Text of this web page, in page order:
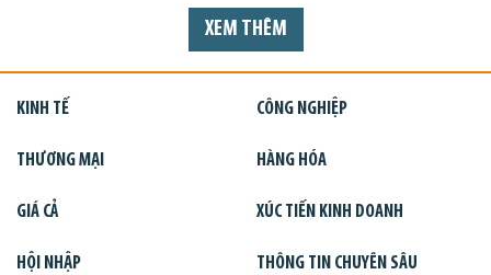
XEM THÊM
KINH TẾ CÔNG NGHIỆP
THƯƠNG MẠI HÀNG HÓA
GIÁ CẢ XÚC TIẾN KINH DOANH
HỘI NHẬP THÔNG TIN CHUYÊN SÂU